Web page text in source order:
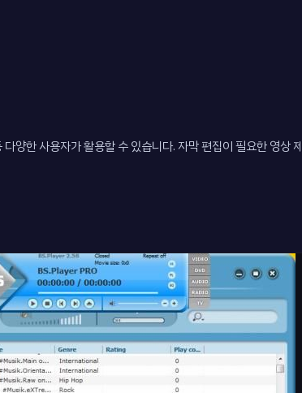
양한 사용자가 활용할 수 있습니다. 자막 편집이 필요한 영상